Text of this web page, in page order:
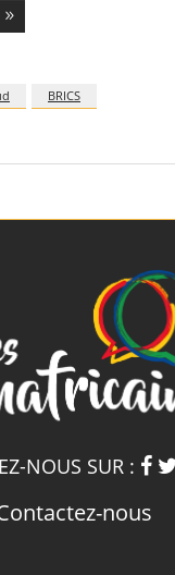
BRICS
NOUS SUR :
nous